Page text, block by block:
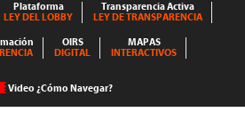
Plataforma
LEY DEL LOBBY
Transparencia Activa
LEY DE TRANSPARENCIA
OIRS
DIGITAL
MAPAS
INTERACTIVOS
Video ¿Cómo Navegar?